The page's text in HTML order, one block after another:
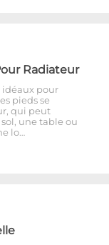
Radiateur
idéaux pour
pieds se
qui peut
une table ou
lo…